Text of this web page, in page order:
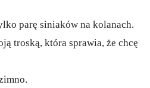
parę siniaków na kolanach.
troską, która sprawia, że chcę